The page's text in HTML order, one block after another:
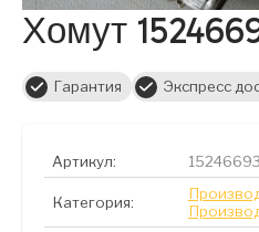
Хомут
Гарантия Экспресс
Артикул: 15246693
Категория: